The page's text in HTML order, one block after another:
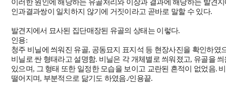
이러한 원인에 해당하는 유골처리와 이장과 결과에 해당하는 발견
인과결과쌍이 일치하지 않기에 거짓이라고 곧바로 말할 수 있다.
발견지에서 묘사된 집단매장된 유골의 상태는 이렇다.
인용:
청주 비닐에 씌워진 유골, 공동묘지 표지석 등 현장사진을 확인하였
비닐로 싼 형태라고 설명함. 비닐은 각 개체별로 씌워졌고, 유골을
있으며, 그 형태 또한 일정한 모습을 보이고 교란된 흔적이 없었음.
떨어지며, 부분적으로 닮기도 하였음./인용끝.